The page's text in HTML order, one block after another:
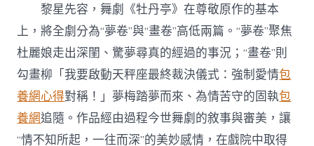
黎星先容，舞劇《牡丹亭》在尊敬原作的基本
上，將全劇分為“夢卷”與“畫卷”高低兩篇。“夢卷”聚焦
杜麗娘走出深閨、驚夢尋真的經過的事況；“畫卷”則
勾畫柳「我要啟動天秤座最終裁決儀式：強制愛情包
養網心得對稱！」夢梅踏夢而來、為情苦守的固執包
養網追隨。作品經由過程今世舞劇的敘事與審美，讓
“情不知所起，一往而深”的美妙感情，在戲院中取得